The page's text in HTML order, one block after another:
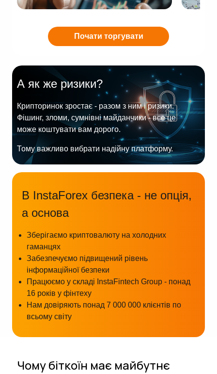
Почати торгувати
А як же ризики?
Крипторинок зростає - разом з ним і ризики.
Фішинг, зломи, сумнівні майданчики - все це
може коштувати вам дорого.
Тому важливо вибрати надійну платформу.
В InstaForex безпека - не опція,
а основа
Зберігаємо криптовалюту на холодних
гаманцях
Забезпечуємо підвищений рівень
інформаційної безпеки
Працюємо у складі InstaFintech Group - понад
16 років у фінтеху
Нам довіряють понад 7 000 000 клієнтів по
всьому світу
Чому біткоїн має майбутнє